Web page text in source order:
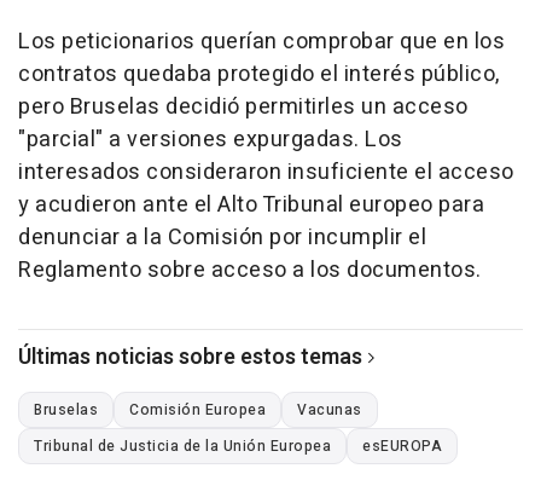
Los peticionarios querían comprobar que en los
contratos quedaba protegido el interés público,
pero Bruselas decidió permitirles un acceso
"parcial" a versiones expurgadas. Los
interesados consideraron insuficiente el acceso
y acudieron ante el Alto Tribunal europeo para
denunciar a la Comisión por incumplir el
Reglamento sobre acceso a los documentos.
Últimas noticias sobre estos temas
Bruselas Comisión Europea
Vacunas
Tribunal de Justicia de la Unión Europea
esEUROPA